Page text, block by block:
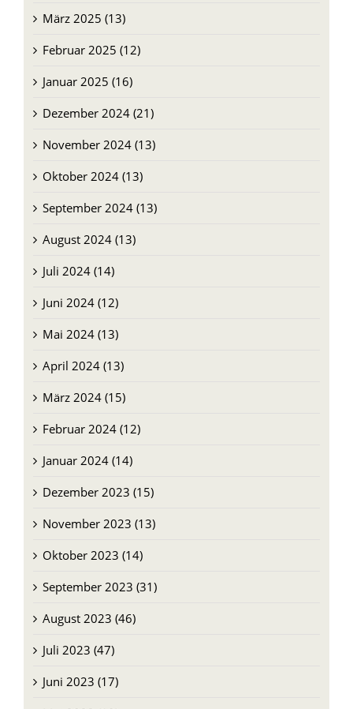
März 2025 (13)
Februar 2025 (12)
Januar 2025 (16)
Dezember 2024 (21)
November 2024 (13)
Oktober 2024 (13)
September 2024 (13)
August 2024 (13)
Juli 2024 (14)
Juni 2024 (12)
Mai 2024 (13)
April 2024 (13)
März 2024 (15)
Februar 2024 (12)
Januar 2024 (14)
Dezember 2023 (15)
November 2023 (13)
Oktober 2023 (14)
September 2023 (31)
August 2023 (46)
Juli 2023 (47)
Juni 2023 (17)